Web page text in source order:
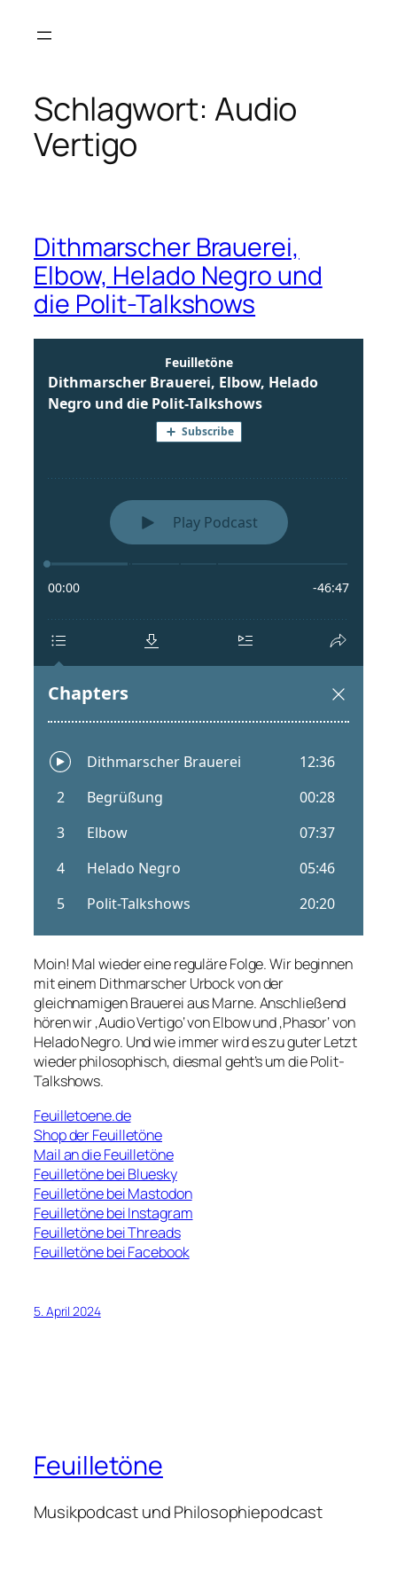
Inhalt
Schlagwort: Audio
Vertigo
Dithmarscher Brauerei,
Elbow, Helado Negro und
die Polit-Talkshows
Moin! Mal wieder eine reguläre Folge. Wir beginnen
mit einem Dithmarscher Urbock von der
gleichnamigen Brauerei aus Marne. Anschließend
hören wir ‚Audio Vertigo‘ von Elbow und ‚Phasor‘ von
Helado Negro. Und wie immer wird es zu guter Letzt
wieder philosophisch, diesmal geht’s um die Polit-
Talkshows.
Feuilletoene.de
Shop der Feuilletöne
Mail an die Feuilletöne
Feuilletöne bei Bluesky
Feuilletöne bei Mastodon
Feuilletöne bei Instagram
Feuilletöne bei Threads
Feuilletöne bei Facebook
5. April 2024
Feuilletöne
Musikpodcast und Philosophiepodcast